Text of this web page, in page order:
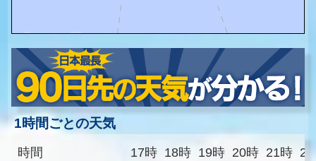
1時間ごとの天気
時間
17時 18時 19時 20時 21時